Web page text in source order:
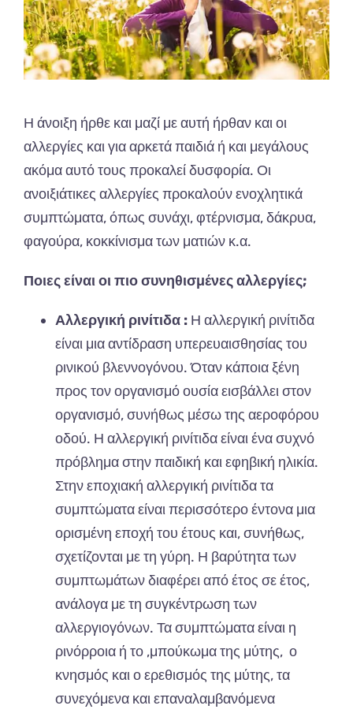
Η άνοιξη ήρθε και μαζί με αυτή ήρθαν και οι
αλλεργίες και για αρκετά παιδιά ή και μεγάλους
ακόμα αυτό τους προκαλεί δυσφορία. Οι
ανοιξιάτικες αλλεργίες προκαλούν ενοχλητικά
συμπτώματα, όπως συνάχι, φτέρνισμα, δάκρυα,
φαγούρα, κοκκίνισμα των ματιών κ.α.
Ποιες είναι οι πιο συνηθισμένες αλλεργίες;
Αλλεργική ρινίτιδα : Η αλλεργική ρινίτιδα
είναι μια αντίδραση υπερευαισθησίας του
ρινικού βλεννογόνου. Όταν κάποια ξένη
προς τον οργανισμό ουσία εισβάλλει στον
οργανισμό, συνήθως μέσω της αεροφόρου
οδού. Η αλλεργική ρινίτιδα είναι ένα συχνό
πρόβλημα στην παιδική και εφηβική ηλικία.
Στην εποχιακή αλλεργική ρινίτιδα τα
συμπτώματα είναι περισσότερο έντονα μια
ορισμένη εποχή του έτους και, συνήθως,
σχετίζονται με τη γύρη. Η βαρύτητα των
συμπτωμάτων διαφέρει από έτος σε έτος,
ανάλογα με τη συγκέντρωση των
αλλεργιογόνων. Τα συμπτώματα είναι η
ρινόρροια ή το ,μπούκωμα της μύτης, ο
κνησμός και ο ερεθισμός της μύτης, τα
συνεχόμενα και επαναλαμβανόμενα